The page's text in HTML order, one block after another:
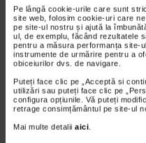
Pe lângă cookie-urile care sunt
site web, folosim cookie-uri care
pe site-ul nostru și ajută la
ul, de exemplu, făcând rezultatele
pentru a măsura performanța site-
instrumente de urmărire pentru a
obiceiurilor dvs. de navigare.
Puteți face clic pe „Acceptă si
utilizări sau puteți face clic pe
configura opțiunile. Vă puteți
retrage consimțământul pe site-ul
Mai multe detalii aici.
Timp de citire:4 minute, 30
Enurezis:
Sistem
Enurezisul
pierderea
timpul
atat in
Timp de citire:4 minute, 32